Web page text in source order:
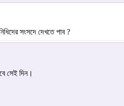
সংসদে দেখতে পাব ?
সেই দিন।